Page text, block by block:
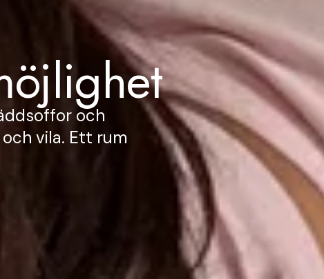
och
vila. Ett rum